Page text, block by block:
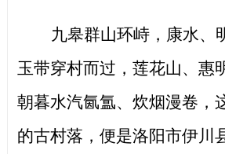
九皋群山环峙，康水、
玉带穿村而过，莲花山、惠
朝暮水汽氤氲、炊烟漫卷，
的古村落，便是洛阳市伊川